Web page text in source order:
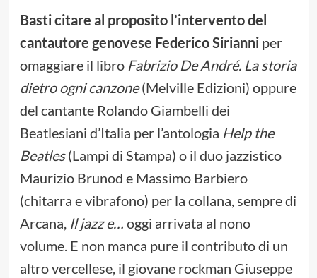
Basti citare al proposito l’intervento del
cantautore genovese Federico Sirianniper
omaggiare il libro Fabrizio De André. La storia
dietro ogni canzone(Melville Edizioni) oppure
del cantante Rolando Giambelli dei
Beatlesiani d’Italia per l’antologia Help the
Beatles(Lampi di Stampa) o il duo jazzistico
Maurizio Brunod e Massimo Barbiero
(chitarra e vibrafono) per la collana, sempre di
Arcana, Il jazz e… oggi arrivata al nono
volume. E non manca pure il contributo di un
altro vercellese, il giovane rockman Giuseppe